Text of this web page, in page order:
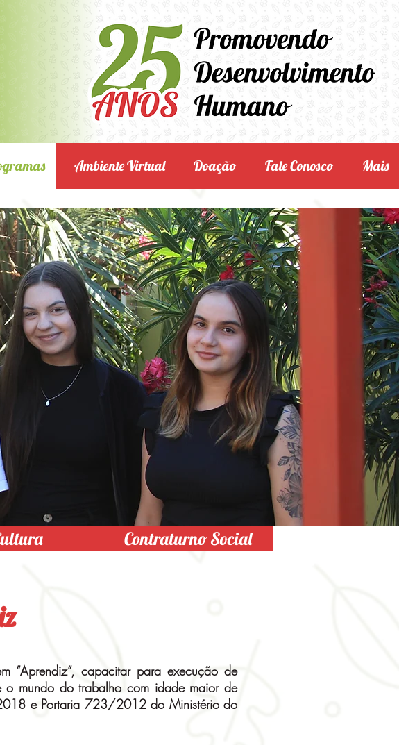
Ambiente Virtual Doação Fale Conosco Mais
Contraturno Social
“Aprendiz”, capacitar para execução de
o mundo do trabalho com idade maior de
e Portaria 723/2012 do Ministério do